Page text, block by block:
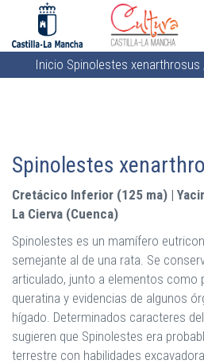
contenido
principal
Sobrescribir
a
la
navegación
Inicio Spinolestes xenarthrosus
Spinolestes
Cretácico Inferior (125 ma) |
La Cierva (Cuenca)
Spinolestes es un mamífero
semejante al de una rata. Se
articulado, junto a elementos como
queratina y evidencias de algunos
hígado. Determinados caracteres
sugieren que Spinolestes era
terrestre con habilidades